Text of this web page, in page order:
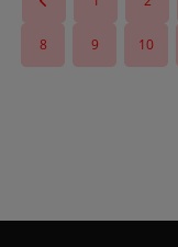
8 9 10